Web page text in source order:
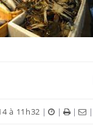
à 11h32 | | |